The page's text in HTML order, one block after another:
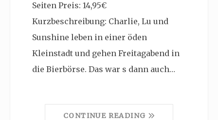
Seiten Preis: 14,95€
Kurzbeschreibung: Charlie, Lu und
Sunshine leben in einer öden
Kleinstadt und gehen Freitagabend in
die Bierbörse. Das war s dann auch…
CONTINUE READING